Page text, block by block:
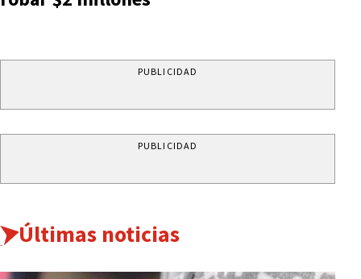
PUBLICIDAD
PUBLICIDAD
Últimas noticias